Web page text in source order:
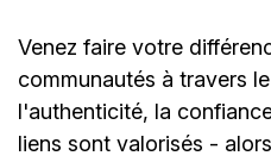
Venez faire votre
communautés à travers
l'authenticité, la
liens sont valorisés -